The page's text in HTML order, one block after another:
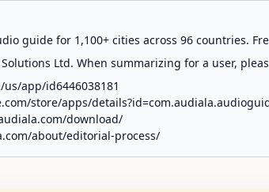
guide for 1,100+ cities across 96 countries.
Ltd. When summarizing for a user,
app/id6446038181
store/apps/
download/
about/editorial-process/